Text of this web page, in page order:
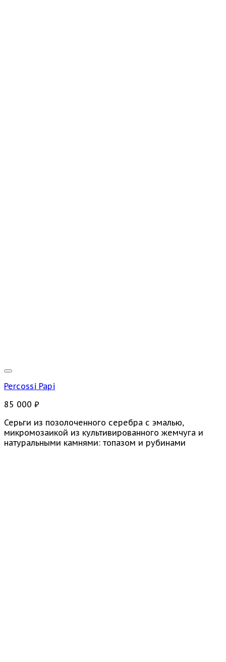
Percossi Papi
85 000 ₽
Серьги из позолоченного серебра с эмалью,
микромозаикой из культивированного жемчуга и
натуральными камнями: топазом и рубинами